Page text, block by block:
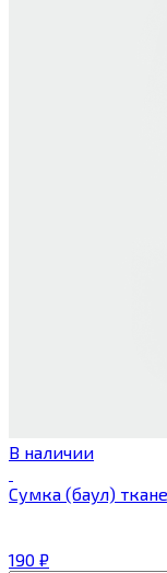
В наличии
Сумка (баул)
190 ₽